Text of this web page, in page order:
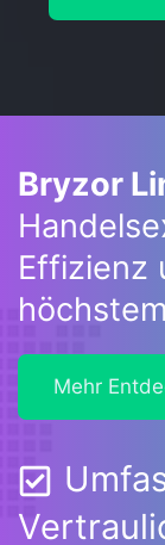
Bryzor
Effizienz
Mehr